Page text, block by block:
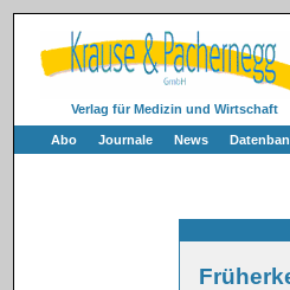
Verlag für Medizin und Wirtschaft
Abo Journale News